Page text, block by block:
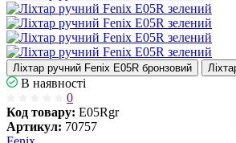
Ліхтар ручний Fenix E05R бронзовий
В наявності
0
Код товару: E05Rgr
Артикул: 70757